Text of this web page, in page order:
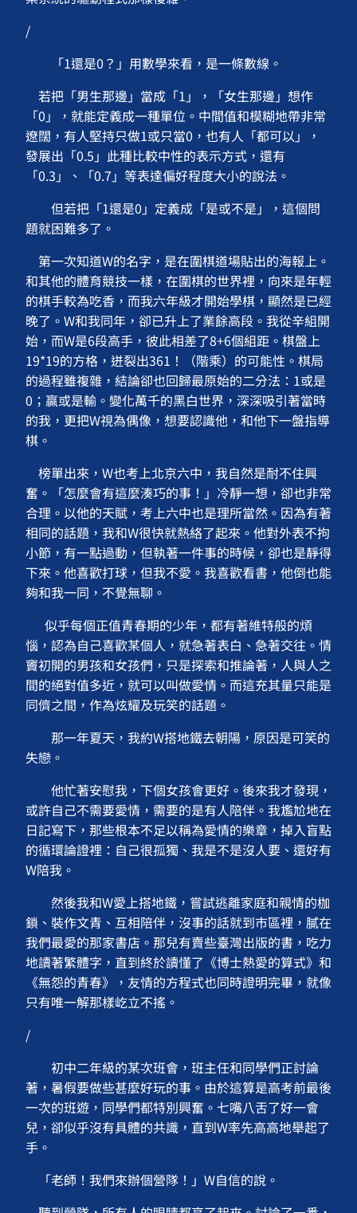
/
「1還是0？」用數學來看，是一條數線。
若把「男生那邊」當成「1」，「女生那邊」想作
「0」，就能定義成一種單位。中間值和模糊地帶非常
遼闊，有人堅持只做1或只當0，也有人「都可以」，
發展出「0.5」此種比較中性的表示方式，還有
「0.3」、「0.7」等表達偏好程度大小的說法。
但若把「1還是0」定義成「是或不是」，這個問
題就困難多了。
第一次知道W的名字，是在圍棋道場貼出的海報上。
和其他的體育競技一樣，在圍棋的世界裡，向來是年輕
的棋手較為吃香，而我六年級才開始學棋，顯然是已經
晚了。W和我同年，卻已升上了業餘高段。我從辛組開
始，而W是6段高手，彼此相差了8+6個組距。棋盤上
19*19的方格，迸裂出361！（階乘）的可能性。棋局
的過程雖複雜，結論卻也回歸最原始的二分法：1或是
0；贏或是輸。變化萬千的黑白世界，深深吸引著當時
的我，更把W視為偶像，想要認識他，和他下一盤指導
棋。
榜單出來，W也考上北京六中，我自然是耐不住興
奮。「怎麼會有這麼湊巧的事！」冷靜一想，卻也非常
合理。以他的天賦，考上六中也是理所當然。因為有著
相同的話題，我和W很快就熱絡了起來。他對外表不拘
小節，有一點過動，但執著一件事的時候，卻也是靜得
下來。他喜歡打球，但我不愛。我喜歡看書，他倒也能
夠和我一同，不覺無聊。
似乎每個正值青春期的少年，都有著維特般的煩
惱，認為自己喜歡某個人，就急著表白、急著交往。情
竇初開的男孩和女孩們，只是探索和推論著，人與人之
間的絕對值多近，就可以叫做愛情。而這充其量只能是
同儕之間，作為炫耀及玩笑的話題。
那一年夏天，我約W搭地鐵去朝陽，原因是可笑的
失戀。
他忙著安慰我，下個女孩會更好。後來我才發現，
或許自己不需要愛情，需要的是有人陪伴。我尷尬地在
日記寫下，那些根本不足以稱為愛情的樂章，掉入盲點
的循環論證裡：自己很孤獨、我是不是沒人要、還好有
W陪我。
然後我和W愛上搭地鐵，嘗試逃離家庭和親情的枷
鎖、裝作文青、互相陪伴，沒事的話就到市區裡，膩在
我們最愛的那家書店。那兒有賣些臺灣出版的書，吃力
地讀著繁體字，直到終於讀懂了《博士熱愛的算式》和
《無怨的青春》，友情的方程式也同時證明完畢，就像
只有唯一解那樣屹立不搖。
/
初中二年級的某次班會，班主任和同學們正討論
著，暑假要做些甚麼好玩的事。由於這算是高考前最後
一次的班遊，同學們都特別興奮。七嘴八舌了好一會
兒，卻似乎沒有具體的共識，直到W率先高高地舉起了
手。
「老師！我們來辦個營隊！」W自信的說。